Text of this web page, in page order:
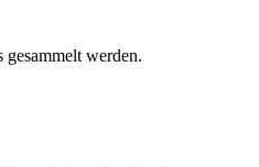
werden.